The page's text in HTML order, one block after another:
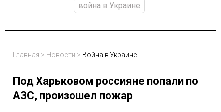
война в Украине
Главная > Новости > Война в Украине
Под Харьковом россияне попали по
АЗС, произошел пожар